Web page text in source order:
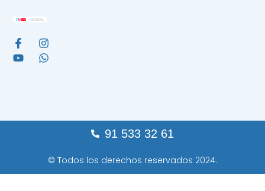
91 533 32 61
© Todos los derechos reservados 2024.